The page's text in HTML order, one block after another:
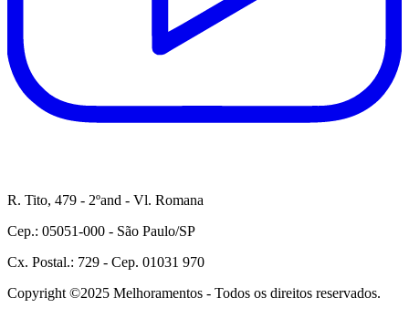
R. Tito, 479 - 2ºand - Vl. Romana
Cep.: 05051-000 - São Paulo/SP
Cx. Postal.: 729 - Cep. 01031 970
Copyright ©2025 Melhoramentos - Todos os direitos reservados.